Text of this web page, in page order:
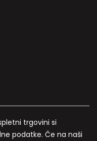
trgovini si
podatke. Če na naši